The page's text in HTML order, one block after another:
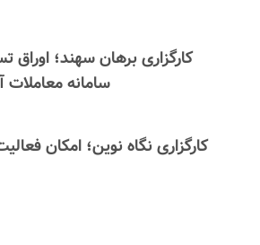
کارگزاری برهان سهند؛
سامانه
کارگزاری نگاه نوین؛ امکان